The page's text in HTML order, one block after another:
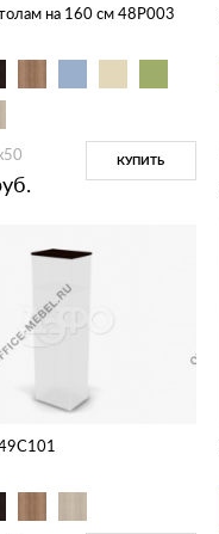
на 160 см 48P003
КУПИТЬ